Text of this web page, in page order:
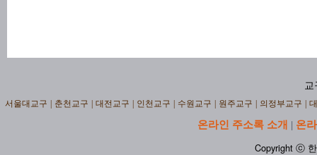
교
서울대교구 춘천교구 대전교구 인천교구 수원교구 원주교구 의정부교구
온라인 주소록 소개 | 온
Copyright ⓒ